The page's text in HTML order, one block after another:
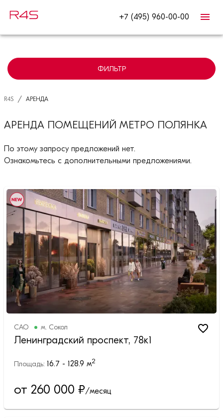
+7 (495) 960-00-00
ФИЛЬТР
R4S / АРЕНДА
АРЕНДА ПОМЕЩЕНИЙ МЕТРО ПОЛЯНКА
По этому запросу предложений нет.
Ознакомьтесь с дополнительными предложениями.
САО м. Сокол
Ленинградский проспект, 78к1
Площадь: 16.7 - 128.9 м2
от 260 000 ₽/месяц